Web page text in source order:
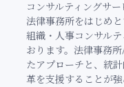
コンサルティングサ
法律事務所をはじめ
組織・人事コンサル
おります。法律事務
たアプローチと、統
革を支援することが強